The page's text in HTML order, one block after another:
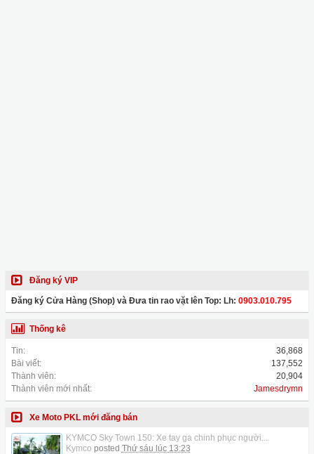
Đăng ký VIP
Đăng ký Cửa Hàng (Shop) và Đưa tin rao vặt lên Top: Lh: 0903.010.795
Thống kê
Tin:
36,868
Bài viết:
137,552
Thành viên:
20,904
Thành viên mới nhất:
Jamesdrymn
Xe Moto PKL mới đăng bán
KYMCO Sky Town 150: Xe tay ga chinh phục người...
Kymco posted Thứ sáu lúc 13:23